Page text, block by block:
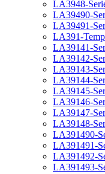
LA3948-
LA39490-
LA39491-
LA391-
LA39141-
LA39142-
LA39143-
LA39144-
LA39145-
LA39146-
LA39147-
LA39148-
LA391490-
LA391491-
LA391492-
LA391493-